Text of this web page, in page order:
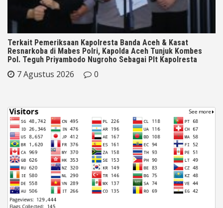
Terkait Pemeriksaan Kapolresta Banda Aceh & Kasat
Resnarkoba di Mabes Polri, Kapolda Aceh Tunjuk Kombes
Pol. Teguh Priyambodo Nugroho Sebagai Plt Kapolresta
7 Agustus 2026 0